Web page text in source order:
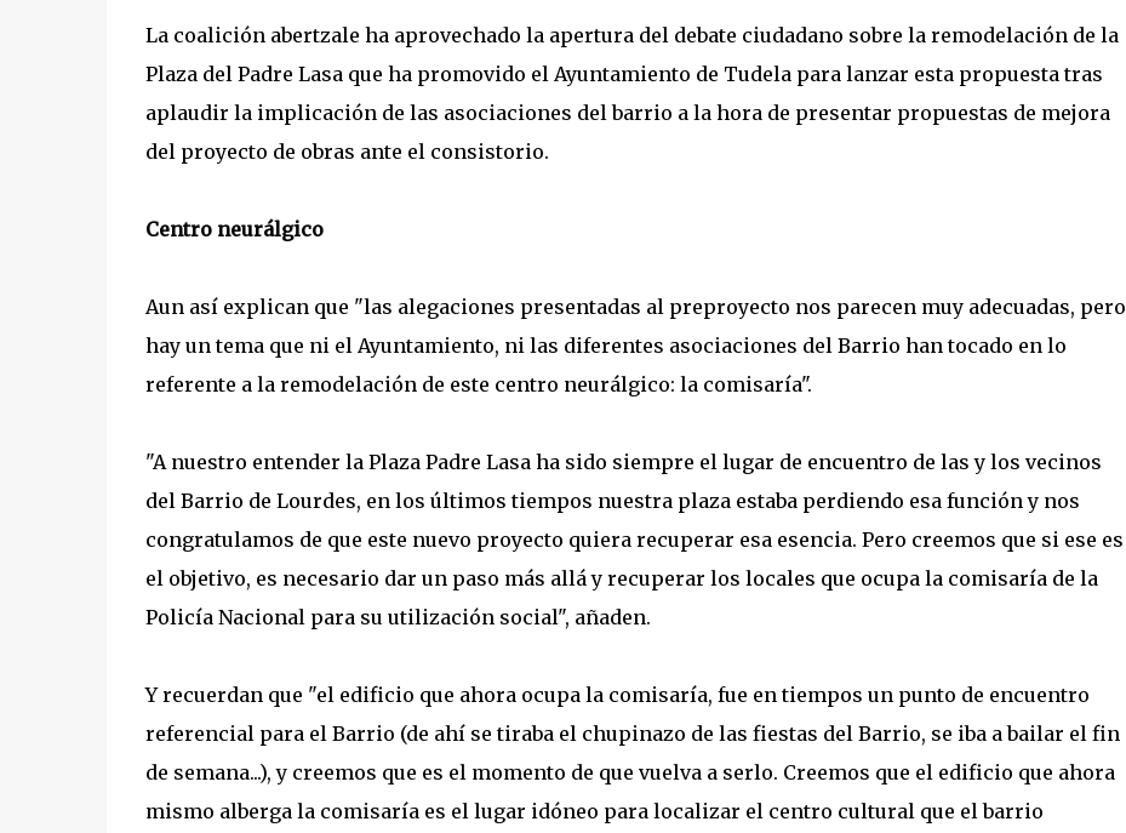
La coalición abertzale ha aprovechado la apertura del debate ciudadano sobre la remodelación de la
Plaza del Padre Lasa que ha promovido el Ayuntamiento de Tudela para lanzar esta propuesta tras
aplaudir la implicación de las asociaciones del barrio a la hora de presentar propuestas de mejora
del proyecto de obras ante el consistorio.
Centro neurálgico
Aun así explican que "las alegaciones presentadas al preproyecto nos parecen muy adecuadas, pero
hay un tema que ni el Ayuntamiento, ni las diferentes asociaciones del Barrio han tocado en lo
referente a la remodelación de este centro neurálgico: la comisaría".
"A nuestro entender la Plaza Padre Lasa ha sido siempre el lugar de encuentro de las y los vecinos
del Barrio de Lourdes, en los últimos tiempos nuestra plaza estaba perdiendo esa función y nos
congratulamos de que este nuevo proyecto quiera recuperar esa esencia. Pero creemos que si ese es
el objetivo, es necesario dar un paso más allá y recuperar los locales que ocupa la comisaría de la
Policía Nacional para su utilización social", añaden.
Y recuerdan que "el edificio que ahora ocupa la comisaría, fue en tiempos un punto de encuentro
referencial para el Barrio (de ahí se tiraba el chupinazo de las fiestas del Barrio, se iba a bailar el fin
de semana...), y creemos que es el momento de que vuelva a serlo. Creemos que el edificio que ahora
mismo alberga la comisaría es el lugar idóneo para localizar el centro cultural que el barrio